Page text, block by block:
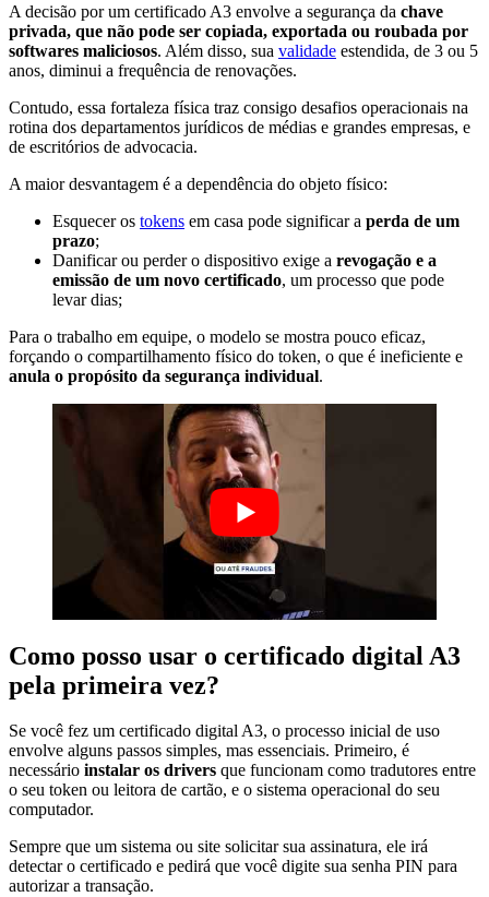
A decisão por um certificado A3 envolve a segurança da chave
privada, que não pode ser copiada, exportada ou roubada por
softwares maliciosos. Além disso, sua validade estendida, de 3 ou 5
anos, diminui a frequência de renovações.
Contudo, essa fortaleza física traz consigo desafios operacionais na
rotina dos departamentos jurídicos de médias e grandes empresas, e
de escritórios de advocacia.
A maior desvantagem é a dependência do objeto físico:
Esquecer os tokens em casa pode significar a perda de um
prazo;
Danificar ou perder o dispositivo exige a revogação e a
emissão de um novo certificado, um processo que pode
levar dias;
Para o trabalho em equipe, o modelo se mostra pouco eficaz,
forçando o compartilhamento físico do token, o que é ineficiente e
anula o propósito da segurança individual.
Como posso usar o certificado digital A3
pela primeira vez?
Se você fez um certificado digital A3, o processo inicial de uso
envolve alguns passos simples, mas essenciais. Primeiro, é
necessário instalar os drivers que funcionam como tradutores entre
o seu token ou leitora de cartão, e o sistema operacional do seu
computador.
Sempre que um sistema ou site solicitar sua assinatura, ele irá
detectar o certificado e pedirá que você digite sua senha PIN para
autorizar a transação.